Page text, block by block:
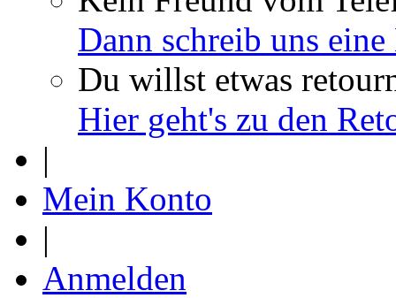
Dann schreib uns
Du willst etwas
Hier geht's zu den
|
Mein Konto
|
Anmelden